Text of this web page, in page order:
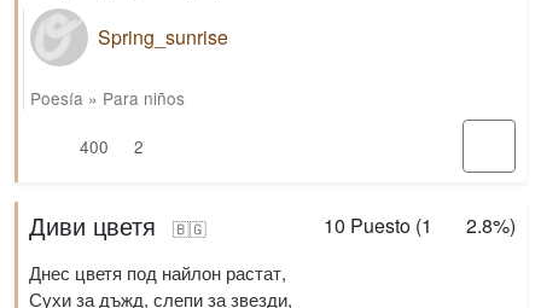
Spring_sunrise
Poesía » Para niños
400
2
10 Puesto (1 2.8%)
Диви цветя 🇧🇬
Днес цветя под найлон растат,
Сухи за дъжд, слепи за звезди,